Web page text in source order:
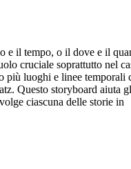
e il tempo, o il dove e il
cruciale soprattutto nel
più luoghi e linee temporali
Questo storyboard aiuta
ciascuna delle storie in